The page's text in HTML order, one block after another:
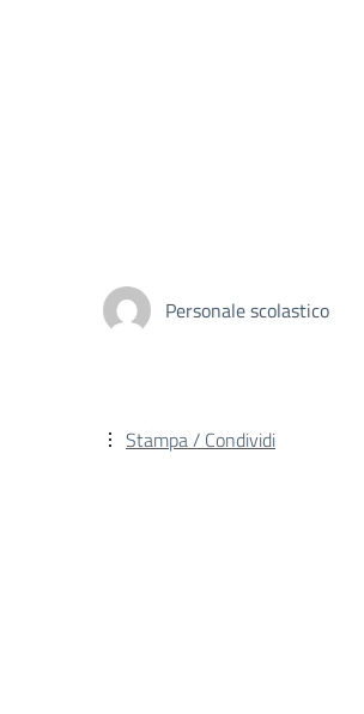
Personale scolastico
Stampa / Condividi